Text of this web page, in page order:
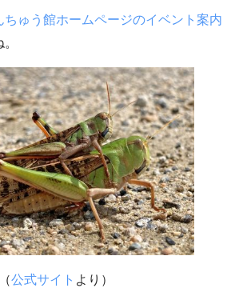
ちゅう館ホームページのイベント案内
（公式サイト より）